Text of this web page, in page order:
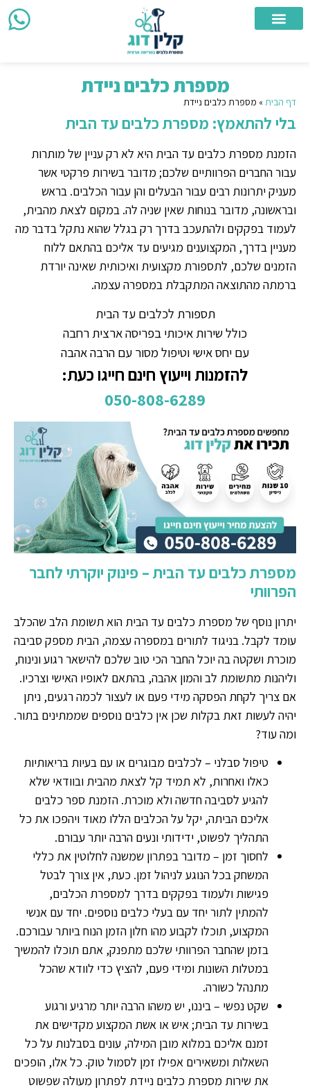
מספרת כלבים ניידת
דף הבית»מספרת כלבים ניידת
בלי להתאמץ: מספרת כלבים עד הבית
הזמנת מספרת כלבים עד הבית היא לא רק עניין של מותרות
עבור החברים הפרוותיים שלכם; מדובר בשירות פרקטי אשר
מעניק יתרונות רבים עבור הבעלים והן עבור הכלבים. בראש
ובראשונה, מדובר בנוחות שאין שניה לה. במקום לצאת מהבית,
לעמוד בפקקים ולהתעכב בדרך רק בגלל שהוא נתקל בדבר מה
מעניין בדרך, המקצוענים מגיעים עד אליכם בהתאם ללוח
הזמנים שלכם, לתספורת מקצועית ואיכותית שאינה יורדת
ברמתה מהתוצאה המתקבלת במספרה עצמה.
תספורת לכלבים עד הבית
כולל שירות איכותי בפריסה ארצית רחבה
עם יחס אישי וטיפול מסור עם הרבה אהבה
להזמנות וייעוץ חינם חייגו כעת:
050-808-6289
מספרת כלבים עד הבית – פינוק יוקרתי לחבר
הפרוותי
יתרון נוסף של מספרת כלבים עד הבית הוא תשומת הלב שהכלב
עומד לקבל. בניגוד לתורים במספרה עצמה, הבית מספק סביבה
מוכרת ושקטה בה יוכל החבר הכי טוב שלכם להישאר רגוע ונינוח,
וליהנות מתשומת לב והמון אהבה, בהתאם לאופיו האישי וצרכיו.
אם צריך לקחת הפסקה מידי פעם או לעצור לכמה רגעים, ניתן
יהיה לעשות זאת בקלות שכן אין כלבים נוספים שממתינים בתור.
ומה עוד?
טיפול סבלני – לכלבים מבוגרים או עם בעיות בריאותיות
כאלו ואחרות, לא תמיד קל לצאת מהבית ובוודאי שלא
להגיע לסביבה חדשה ולא מוכרת. הזמנת ספר כלבים
אליכם הביתה, יקל על הכלבים הללו מאוד ויהפכו את כל
התהליך לפשוט, ידידותי ונעים הרבה יותר עבורם.
לחסוך זמן – מדובר בפתרון שמשנה לחלוטין את כללי
המשחק בכל הנוגע לניהול זמן. כעת, אין צורך לבטל
פגישות ולעמוד בפקקים בדרך למספרת הכלבים,
להמתין לתור יחד עם בעלי כלבים נוספים. יחד עם אנשי
המקצוע, תוכלו לקבוע מהו חלון הזמן הנוח ביותר עבורכם.
בזמן שהחבר הפרוותי שלכם מתפנק, אתם תוכלו להמשיך
במטלות השונות ומידי פעם, להציץ כדי לוודא שהכל
מתנהל כשורה.
שקט נפשי – ביננו, יש משהו הרבה יותר מרגיע ורגוע
בשירות עד הבית; איש או אשת המקצוע מקדישים את
זמנם אליכם במלוא מובן המילה, עונים בסבלנות על כל
השאלות ומשאירים אפילו זמן לסמול טוק. כל אלו, הופכים
את שירות מספרת כלבים ניידת לפתרון מעולה שפשוט